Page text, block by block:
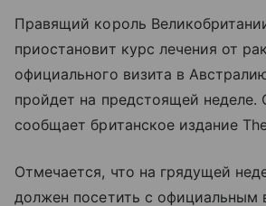
Правящий король
приостановит курс лечения от
официального визита в
пройдет на предстоящей неделе.
сообщает британское издание
Отмечается, что на грядущей
должен посетить с официальным